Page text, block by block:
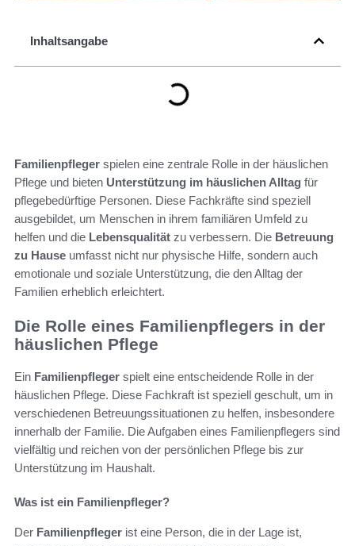
Inhaltsangabe
Familienpfleger spielen eine zentrale Rolle in der häuslichen
Pflege und bieten Unterstützung im häuslichen Alltag für
pflegebedürftige Personen. Diese Fachkräfte sind speziell
ausgebildet, um Menschen in ihrem familiären Umfeld zu
helfen und die Lebensqualität zu verbessern. Die Betreuung
zu Hause umfasst nicht nur physische Hilfe, sondern auch
emotionale und soziale Unterstützung, die den Alltag der
Familien erheblich erleichtert.
Die Rolle eines Familienpflegers in der
häuslichen Pflege
Ein Familienpfleger spielt eine entscheidende Rolle in der
häuslichen Pflege. Diese Fachkraft ist speziell geschult, um in
verschiedenen Betreuungssituationen zu helfen, insbesondere
innerhalb der Familie. Die Aufgaben eines Familienpflegers sind
vielfältig und reichen von der persönlichen Pflege bis zur
Unterstützung im Haushalt.
Was ist ein Familienpfleger?
Der Familienpfleger ist eine Person, die in der Lage ist,